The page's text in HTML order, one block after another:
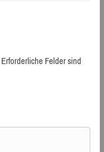
Erforderliche Felder sind